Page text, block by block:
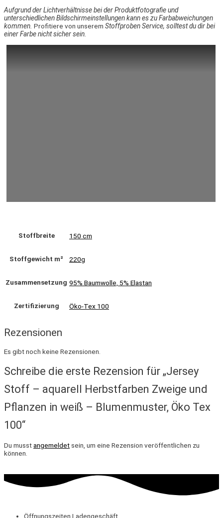
Aufgrund der Lichtverhältnisse bei der Produktfotografie und
unterschiedlichen Bildschirmeinstellungen kann es zu Farbabweichungen
kommen. Profitiere von unserem Stoffproben Service, solltest du dir bei
einer Farbe nicht sicher sein.
Stoffbreite 150 cm
Stoffgewicht m² 220g
Zusammensetzung 95% Baumwolle, 5% Elastan
Zertifizierung Öko-Tex 100
Rezensionen
Es gibt noch keine Rezensionen.
Schreibe die erste Rezension für „Jersey
Stoff – aquarell Herbstfarben Zweige und
Pflanzen in weiß – Blumenmuster, Öko Tex
100“
Du musstangemeldet sein, um eine Rezension veröffentlichen zu
können.
Öffnungszeiten Ladengeschäft